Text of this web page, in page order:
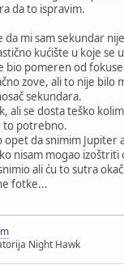
da to ispravim.
da mi sam sekundar
kućište u koje se
bio pomeren od
zove, ali to nije bilo
sekundara.
ali se dosta teško
to potrebno.
opet da snimim Jupiter
nisam mogao izoštriti
ali ću to sutra
fotke...
Night Hawk